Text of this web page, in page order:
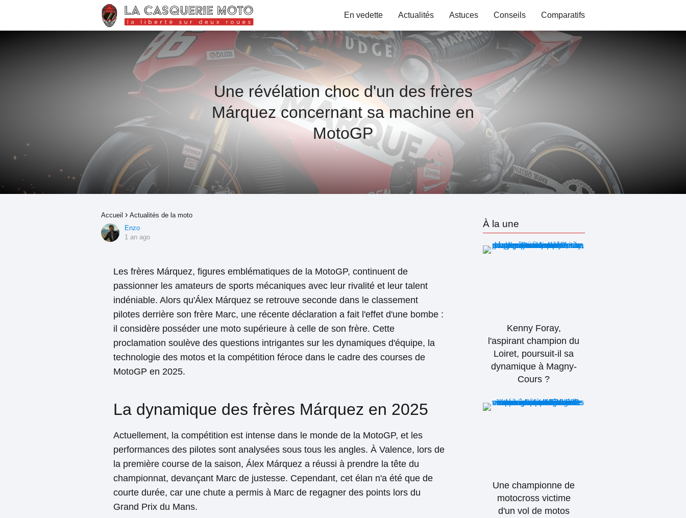
En vedette Actualités Astuces Conseils Comparatifs
Une révélation choc d'un des frères
Márquez concernant sa machine en
MotoGP
Accueil
Actualités de la moto
Enzo
1 an ago
Les frères Márquez, figures emblématiques de la MotoGP, continuent de
passionner les amateurs de sports mécaniques avec leur rivalité et leur talent
indéniable. Alors qu'Álex Márquez se retrouve seconde dans le classement
pilotes derrière son frère Marc, une récente déclaration a fait l'effet d'une bombe :
il considère posséder une moto supérieure à celle de son frère. Cette
proclamation soulève des questions intrigantes sur les dynamiques d'équipe, la
technologie des motos et la compétition féroce dans le cadre des courses de
MotoGP en 2025.
La dynamique des frères Márquez en 2025
Actuellement, la compétition est intense dans le monde de la MotoGP, et les
performances des pilotes sont analysées sous tous les angles. À Valence, lors de
la première course de la saison, Álex Márquez a réussi à prendre la tête du
championnat, devançant Marc de justesse. Cependant, cet élan n'a été que de
courte durée, car une chute a permis à Marc de regagner des points lors du
Grand Prix du Mans.
À la une
Kenny Foray,
l'aspirant champion du
Loiret, poursuit-il sa
dynamique à Magny-
Cours ?
Une championne de
motocross victime
d'un vol de motos